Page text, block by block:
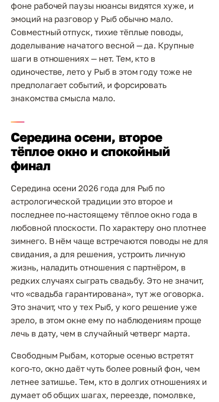
фоне рабочей паузы нюансы видятся хуже, и
эмоций на разговор у Рыб обычно мало.
Совместный отпуск, тихие тёплые поводы,
доделывание начатого весной — да. Крупные
шаги в отношениях — нет. Тем, кто в
одиночестве, лето у Рыб в этом году тоже не
предполагает событий, и форсировать
знакомства смысла мало.
Середина осени, второе
тёплое окно и спокойный
финал
Середина осени 2026 года для Рыб по
астрологической традиции это второе и
последнее по-настоящему тёплое окно года в
любовной плоскости. По характеру оно плотнее
зимнего. В нём чаще встречаются поводы не для
свидания, а для решения, устроить личную
жизнь, наладить отношения с партнёром, в
редких случаях сыграть свадьбу. Это не значит,
что «свадьба гарантирована», тут же оговорка.
Это значит, что у тех Рыб, у кого решение уже
зрело, в этом окне ему по наблюдениям проще
лечь в дату, чем в случайный четверг марта.
Свободным Рыбам, которые осенью встретят
кого-то, окно даёт чуть более ровный фон, чем
летнее затишье. Тем, кто в долгих отношениях и
думает об общих шагах, переезде, помолвке,